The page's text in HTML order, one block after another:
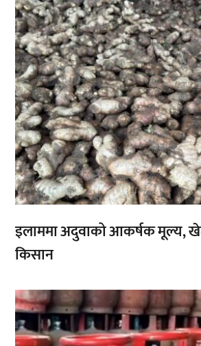
इलाममा अदुवाको आकर्षक मूल्य,
किसान
,